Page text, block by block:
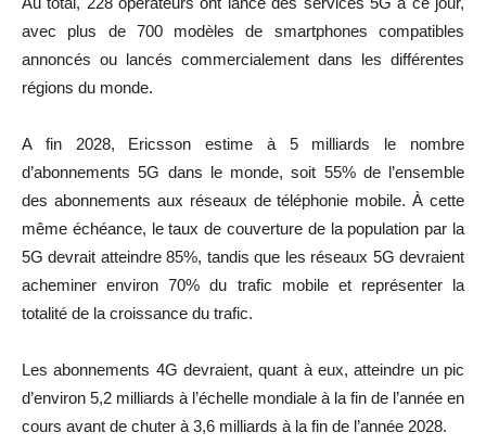
avec plus de 700 modèles de smartphones compatibles
annoncés ou lancés commercialement dans les différentes
régions du monde.
A fin 2028, Ericsson estime à 5 milliards le nombre
d’abonnements 5G dans le monde, soit 55% de l’ensemble
des abonnements aux réseaux de téléphonie mobile. À cette
même échéance, le taux de couverture de la population par la
5G devrait atteindre 85%, tandis que les réseaux 5G devraient
acheminer environ 70% du trafic mobile et représenter la
totalité de la croissance du trafic.
Les abonnements 4G devraient, quant à eux, atteindre un pic
d’environ 5,2 milliards à l’échelle mondiale à la fin de l’année en
cours avant de chuter à 3,6 milliards à la fin de l’année 2028.